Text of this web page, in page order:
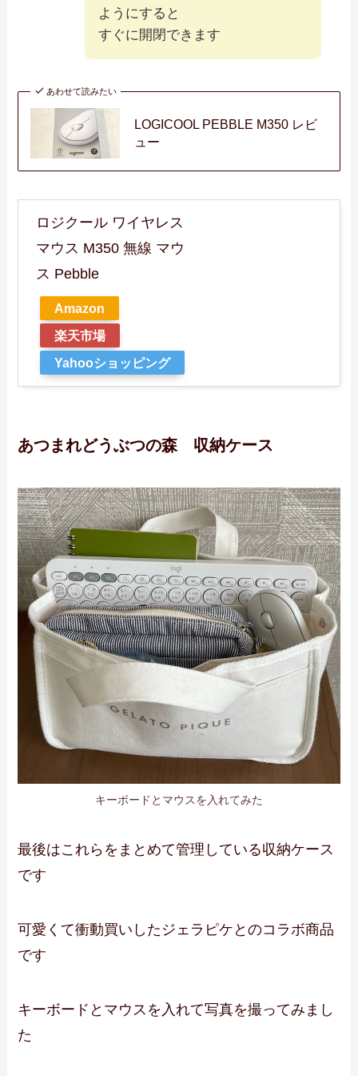
ようにすると
すぐに開閉できます
あわせて読みたい
LOGICOOL PEBBLE M350 レビ
ュー
ロジクール ワイヤレス
マウス M350 無線 マウ
ス Pebble
Amazon
楽天市場
Yahooショッピング
あつまれどうぶつの森 収納ケース
キーボードとマウスを入れてみた
最後はこれらをまとめて管理している収納ケース
です
可愛くて衝動買いしたジェラピケとのコラボ商品
です
キーボードとマウスを入れて写真を撮ってみまし
た